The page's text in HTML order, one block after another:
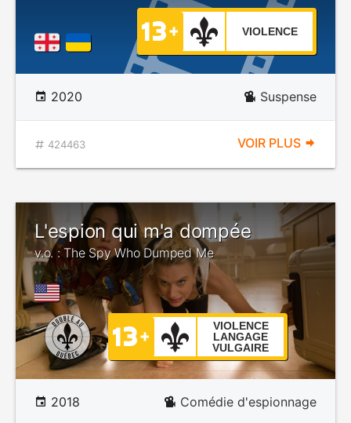
VIOLENCE
2020 Suspense
424463 VOIR PLUS
L'espion qui m'a dompée
v.o. : The Spy Who Dumped Me
VIOLENCE
LANGAGE
VULGAIRE
2018 Comédie d'espionnage